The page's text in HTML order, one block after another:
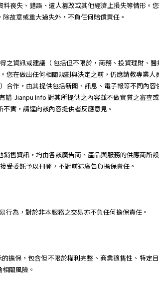
喪失、錯誤、遭人篡改或其他經濟上損失等情形。
故意或重大過失外，不負任何賠償責任。
資訊或建議（ 包括但不限於，商務、投資理財、
在做出任何相關規劃與決定之前，仍應請教專業人
作，由其提供包括新聞、訊息、電子報等不同內
Jianpu Info 對其所提供之內容並不做實質之審查
實，請逕向該內容提供者反應意見。
售資訊，均由各該廣告商、產品與服務的供應商所設
受委託予以刊登，不對前述廣告負擔保責任。
為，對於非本服務之交易亦不負任何擔保責任。
擔保，包含但不限於權利完整、商業適售性、特定
關風險。